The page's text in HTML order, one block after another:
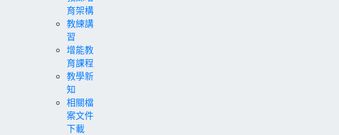
育架構
教練講
習
增能教
育課程
教學新
知
相關檔
案文件
下載